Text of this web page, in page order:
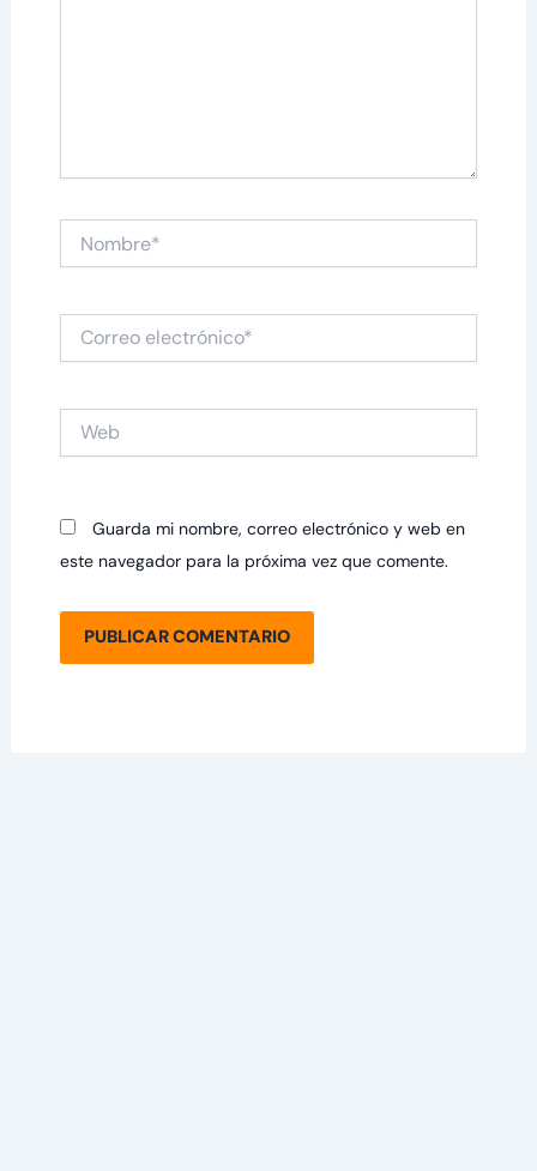
Correo
electrónico*
Guarda mi nombre, correo electrónico y web en
este navegador para la próxima vez que comente.